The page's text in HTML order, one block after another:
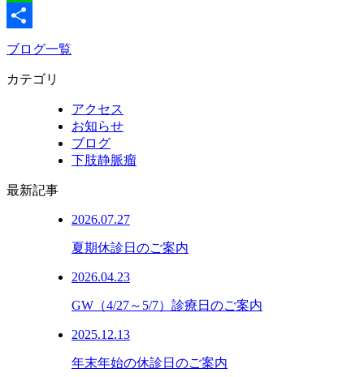
Line
共
ブログ一覧
カテゴリ
アクセス
お知らせ
ブログ
下肢静脈瘤
最新記事
2026.07.27
夏期休診日のご案内
2026.04.23
GW（4/27～5/7）診療日のご案内
2025.12.13
年末年始の休診日のご案内